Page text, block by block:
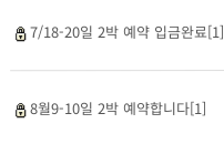
7/18-20일 2박 예약 입금완료[1]
8월9-10일 2박 예약합니다[1]